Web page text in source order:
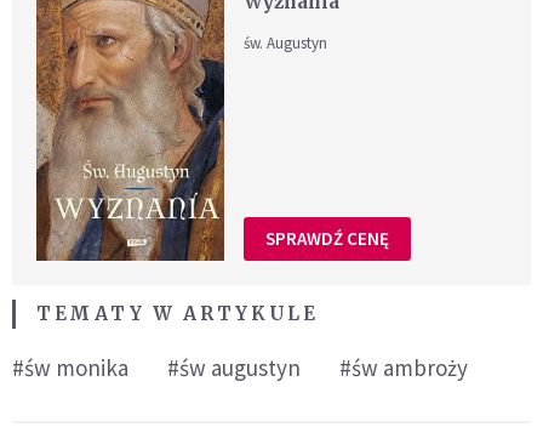
św. Augustyn
SPRAWDŹ CENĘ
TEMATY W ARTYKULE
#św monika #św augustyn #św ambroży